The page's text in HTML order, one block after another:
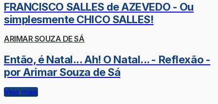
FRANCISCO SALLES de AZEVEDO - Ou
simplesmente CHICO SALLES!
ARIMAR SOUZA DE SÁ
Então, é Natal... Ah! O Natal... - Reflexão -
por Arimar Souza de Sá
Veja mais